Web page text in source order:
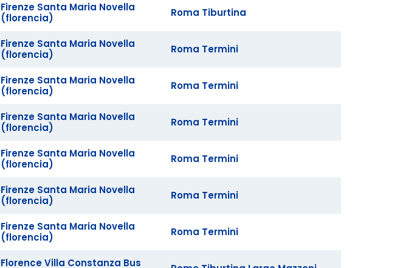
Firenze Santa Maria Novella
(florencia)
Roma Tiburtina
Firenze Santa Maria Novella
(florencia)
Roma Termini
Firenze Santa Maria Novella
(florencia)
Roma Termini
Firenze Santa Maria Novella
(florencia)
Roma Termini
Firenze Santa Maria Novella
(florencia)
Roma Termini
Firenze Santa Maria Novella
(florencia)
Roma Termini
Firenze Santa Maria Novella
(florencia)
Roma Termini
Florence Villa Constanza Bus